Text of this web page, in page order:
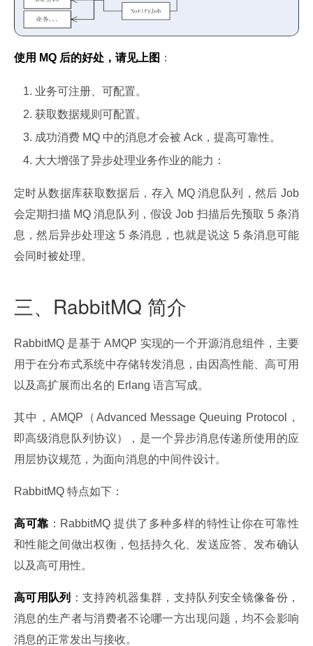
使用 MQ 后的好处，请见上图 ：
业务可注册、可配置。
获取数据规则可配置。
成功消费 MQ 中的消息才会被 Ack，提高可靠性。
大大增强了异步处理业务作业的能力：
定时从数据库获取数据后，存入 MQ 消息队列，然后 Job
会定期扫描 MQ 消息队列，假设 Job 扫描后先预取 5 条消
息，然后异步处理这 5 条消息，也就是说这 5 条消息可能
会同时被处理。
三、RabbitMQ 简介
RabbitMQ 是基于 AMQP 实现的一个开源消息组件，主要
用于在分布式系统中存储转发消息，由因高性能、高可用
以及高扩展而出名的 Erlang 语言写成。
其中，AMQP（Advanced Message Queuing Protocol，
即高级消息队列协议），是一个异步消息传递所使用的应
用层协议规范，为面向消息的中间件设计。
RabbitMQ 特点如下：
高可靠 ：RabbitMQ 提供了多种多样的特性让你在可靠性
和性能之间做出权衡，包括持久化、发送应答、发布确认
以及高可用性。
高可用队列
：支持跨机器集群，支持队列安全镜像备份，
消息的生产者与消费者不论哪一方出现问题，均不会影响
消息的正常发出与接收。